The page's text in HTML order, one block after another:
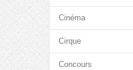
Cinéma
Cirque
Concours